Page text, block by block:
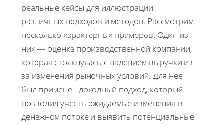
реальные кейсы для иллюстрации
различных подходов и методов. Рассмотрим
несколько характерных примеров. Один из
них — оценка производственной компании,
которая столкнулась с падением выручки из-
за изменения рыночных условий. Для нее
был применен доходный подход, который
позволил учесть ожидаемые изменения в
денежном потоке и выявить потенциальные